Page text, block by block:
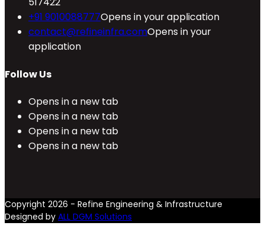
+91 9010088777Opens in your application
contact@refineinfra.comOpens in your
application
Follow Us
Opens in a new tab
Opens in a new tab
Opens in a new tab
Opens in a new tab
Copyright 2026 - Refine Engineering & Infrastructure
Designed by ALL DGM Solutions